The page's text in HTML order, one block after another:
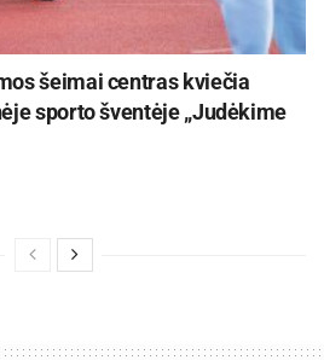
šeimai centras kviečia
sporto šventėje „Judėkime